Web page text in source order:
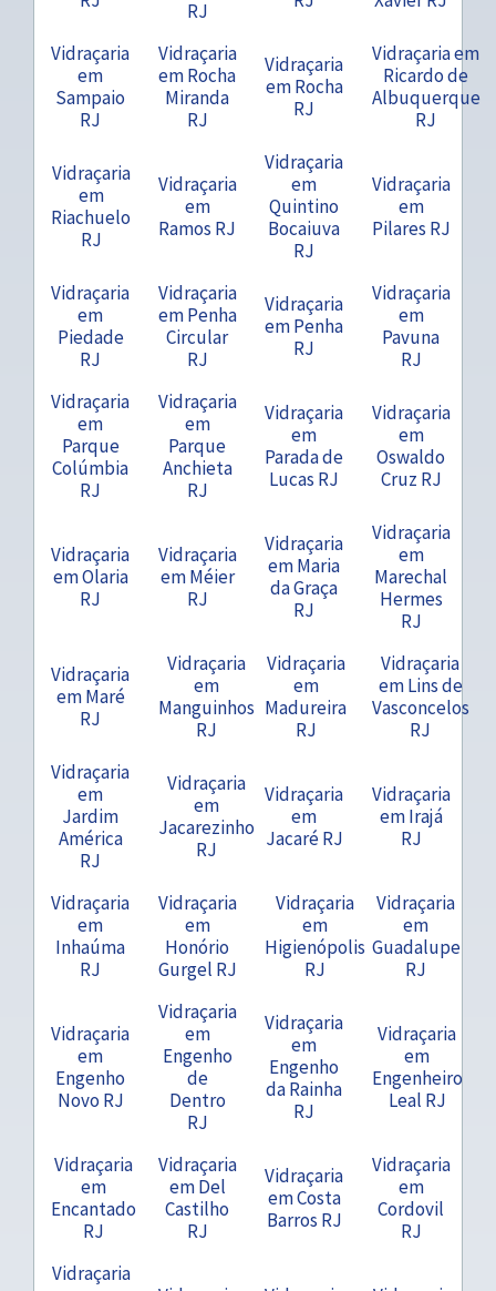
RJ
Vidraçaria
em
Sampaio
RJ
Vidraçaria
em Rocha
Miranda
RJ
Vidraçaria
em Rocha
RJ
Vidraçaria em
Ricardo de
Albuquerque
RJ
Vidraçaria
em
Riachuelo
RJ
Vidraçaria
em
Ramos RJ
Vidraçaria
em
Quintino
Bocaiuva
RJ
Vidraçaria
em
Pilares RJ
Vidraçaria
em
Piedade
RJ
Vidraçaria
em Penha
Circular
RJ
Vidraçaria
em Penha
RJ
Vidraçaria
em
Pavuna
RJ
Vidraçaria
em
Parque
Colúmbia
RJ
Vidraçaria
em
Parque
Anchieta
RJ
Vidraçaria
em
Parada de
Lucas RJ
Vidraçaria
em
Oswaldo
Cruz RJ
Vidraçaria
em Olaria
RJ
Vidraçaria
em Méier
RJ
Vidraçaria
em Maria
da Graça
RJ
Vidraçaria
em
Marechal
Hermes
RJ
Vidraçaria
em Maré
RJ
Vidraçaria
em
Manguinhos
RJ
Vidraçaria
em
Madureira
RJ
Vidraçaria
em Lins de
Vasconcelos
RJ
Vidraçaria
em
Jardim
América
RJ
Vidraçaria
em
Jacarezinho
RJ
Vidraçaria
em
Jacaré RJ
Vidraçaria
em Irajá
RJ
Vidraçaria
em
Inhaúma
RJ
Vidraçaria
em
Honório
Gurgel RJ
Vidraçaria
em
Higienópolis
RJ
Vidraçaria
em
Guadalupe
RJ
Vidraçaria
em
Engenho
Novo RJ
Vidraçaria
em
Engenho
de
Dentro
RJ
Vidraçaria
em
Engenho
da Rainha
RJ
Vidraçaria
em
Engenheiro
Leal RJ
Vidraçaria
em
Encantado
RJ
Vidraçaria
em Del
Castilho
RJ
Vidraçaria
em Costa
Barros RJ
Vidraçaria
em
Cordovil
RJ
Vidraçaria